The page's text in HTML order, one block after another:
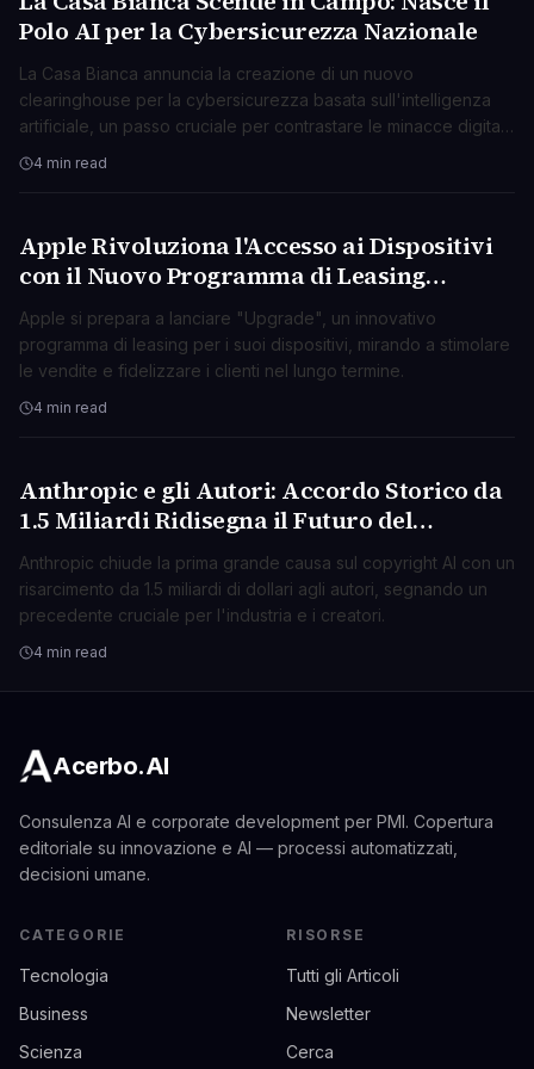
Polo AI per la Cybersicurezza Nazionale
La Casa Bianca annuncia la creazione di un nuovo
clearinghouse per la cybersicurezza basata sull'intelligenza
artificiale, un passo cruciale per contrastare le minacce digitali
emergenti.
4 min read
TECNOLOGIA
Apple Rivoluziona l'Accesso ai Dispositivi
con il Nuovo Programma di Leasing
"Upgrade"
Apple si prepara a lanciare "Upgrade", un innovativo
programma di leasing per i suoi dispositivi, mirando a stimolare
le vendite e fidelizzare i clienti nel lungo termine.
4 min read
TECNOLOGIA
Anthropic e gli Autori: Accordo Storico da
1.5 Miliardi Ridisegna il Futuro del
Copyright AI
Anthropic chiude la prima grande causa sul copyright AI con un
risarcimento da 1.5 miliardi di dollari agli autori, segnando un
precedente cruciale per l'industria e i creatori.
4 min read
Acerbo.AI
Consulenza AI e corporate development per PMI. Copertura
editoriale su innovazione e AI — processi automatizzati,
decisioni umane.
CATEGORIE
Tecnologia
Business
Scienza
RISORSE
Tutti gli Articoli
Newsletter
Cerca